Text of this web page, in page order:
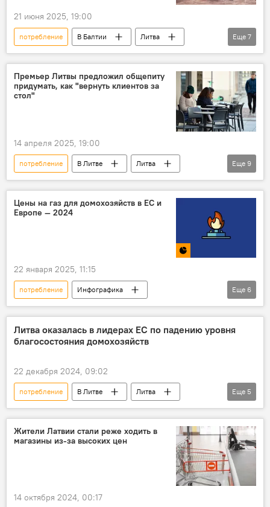
21 июня 2025, 19:00
потребление В Балтии
Литва
Латвия
Эстония
Евросоюз (ЕС)
Евростат
финансы
Экономика
Общество
Еще 7
Премьер Литвы предложил общепиту
придумать, как "вернуть клиентов за
стол"
14 апреля 2025, 19:00
потребление В Литве
Литва
Общество
Экономика
питание
Гинтаутас Палуцкас
бизнес
Еще 9
Цены на газ для домохозяйств в ЕС и
Европе — 2024
22 января 2025, 11:15
потребление
Инфографика
Мультимедиа
газ
цены на газ
Европа
Балтия
Еще 6
Литва оказалась в лидерах ЕС по падению уровня
благосостояния домохозяйств
22 декабря 2024, 09:02
потребление В Литве
Литва
Общество
Экономика
Евростат
Евросоюз (ЕС)
Уровень благосостояния
Еще 5
Жители Латвии стали реже ходить в
магазины из-за высоких цен
14 октября 2024, 00:17